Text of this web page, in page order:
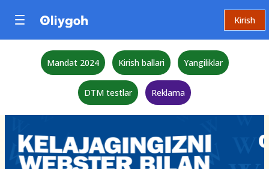
Kirish
Mandat 2024 Kirish ballari Yangiliklar
DTM testlar Reklama